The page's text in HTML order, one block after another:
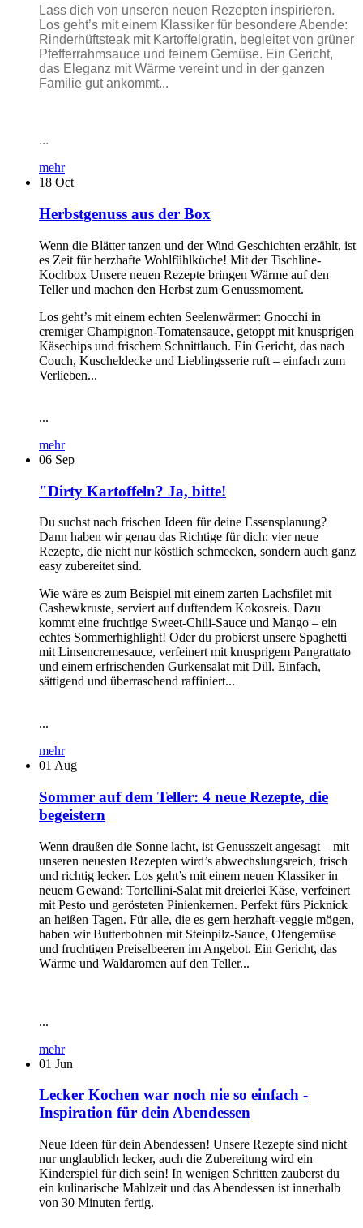
Lass dich von unseren neuen Rezepten inspirieren.
Los geht’s mit einem Klassiker für besondere Abende:
Rinderhüftsteak mit Kartoffelgratin, begleitet von grüner
Pfefferrahmsauce und feinem Gemüse. Ein Gericht,
das Eleganz mit Wärme vereint und in der ganzen
Familie gut ankommt...
...
mehr
18 Oct
Herbstgenuss aus der Box
Wenn die Blätter tanzen und der Wind Geschichten erzählt, ist
es Zeit für herzhafte Wohlfühlküche! Mit der Tischline-
Kochbox Unsere neuen Rezepte bringen Wärme auf den
Teller und machen den Herbst zum Genussmoment.
Los geht’s mit einem echten Seelenwärmer: Gnocchi in
cremiger Champignon-Tomatensauce, getoppt mit knusprigen
Käsechips und frischem Schnittlauch. Ein Gericht, das nach
Couch, Kuscheldecke und Lieblingsserie ruft – einfach zum
Verlieben...
...
mehr
06 Sep
"Dirty Kartoffeln? Ja, bitte!
Du suchst nach frischen Ideen für deine Essensplanung?
Dann haben wir genau das Richtige für dich: vier neue
Rezepte, die nicht nur köstlich schmecken, sondern auch ganz
easy zubereitet sind.
Wie wäre es zum Beispiel mit einem zarten Lachsfilet mit
Cashewkruste, serviert auf duftendem Kokosreis. Dazu
kommt eine fruchtige Sweet-Chili-Sauce und Mango – ein
echtes Sommerhighlight! Oder du probierst unsere Spaghetti
mit Linsencremesauce, verfeinert mit knusprigem Pangrattato
und einem erfrischenden Gurkensalat mit Dill. Einfach,
sättigend und überraschend raffiniert...
...
mehr
01 Aug
Sommer auf dem Teller: 4 neue Rezepte, die
begeistern
Wenn draußen die Sonne lacht, ist Genusszeit angesagt – mit
unseren neuesten Rezepten wird’s abwechslungsreich, frisch
und richtig lecker. Los geht’s mit einem neuen Klassiker in
neuem Gewand: Tortellini-Salat mit dreierlei Käse, verfeinert
mit Pesto und gerösteten Pinienkernen. Perfekt fürs Picknick
an heißen Tagen. Für alle, die es gern herzhaft-veggie mögen,
haben wir Butterbohnen mit Steinpilz-Sauce, Ofengemüse
und fruchtigen Preiselbeeren im Angebot. Ein Gericht, das
Wärme und Waldaromen auf den Teller...
...
mehr
01 Jun
Lecker Kochen war noch nie so einfach -
Inspiration für dein Abendessen
Neue Ideen für dein Abendessen! Unsere Rezepte sind nicht
nur unglaublich lecker, auch die Zubereitung wird ein
Kinderspiel für dich sein! In wenigen Schritten zauberst du
ein kulinarische Mahlzeit und das Abendessen ist innerhalb
von 30 Minuten fertig.